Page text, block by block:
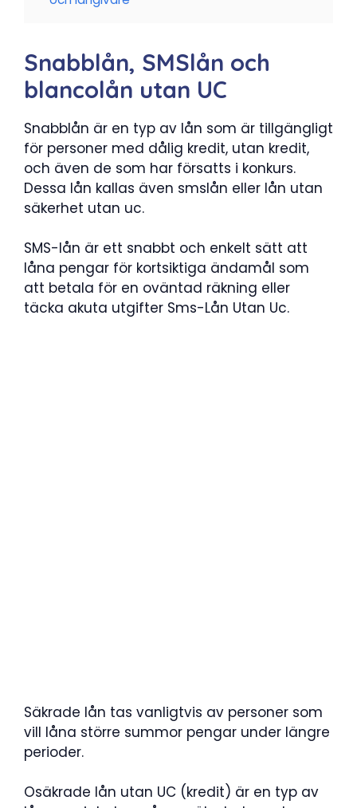
Snabblån, SMSlån och
blancolån utan UC
Snabblån är en typ av lån som är tillgängligt
för personer med dålig kredit, utan kredit,
och även de som har försatts i konkurs.
Dessa lån kallas även smslån eller lån utan
säkerhet utan uc.
SMS-lån är ett snabbt och enkelt sätt att
låna pengar för kortsiktiga ändamål som
att betala för en oväntad räkning eller
täcka akuta utgifter Sms-Lån Utan Uc.
Säkrade lån tas vanligtvis av personer som
vill låna större summor pengar under längre
perioder.
Osäkrade lån utan UC (kredit) är en typ av